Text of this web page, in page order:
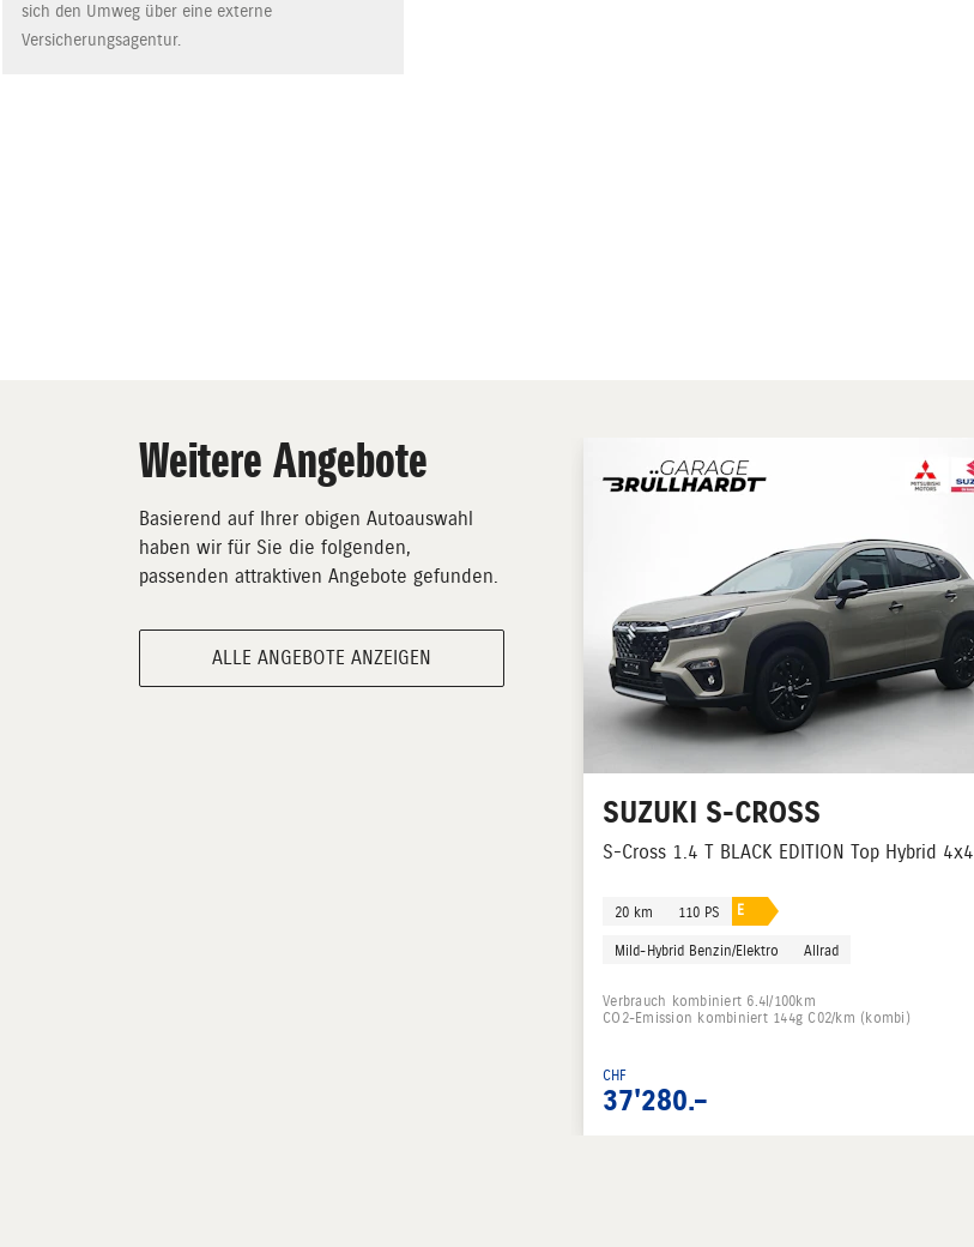
sich den Umweg über eine externe
Versicherungsagentur.
Weitere Angebote
Basierend auf Ihrer obigen Autoauswahl
haben wir für Sie die folgenden,
passenden attraktiven Angebote gefunden.
ALLE ANGEBOTE ANZEIGEN
SUZUKI S-CROSS
S-Cross 1.4 T BLACK EDITION Top Hybrid 4x4
20 km 110 PS E
Mild-Hybrid Benzin/Elektro Allrad
Verbrauch kombiniert 6.4l/100km
CO2-Emission kombiniert 144g C02/km (kombi)
CHF
37'280.–